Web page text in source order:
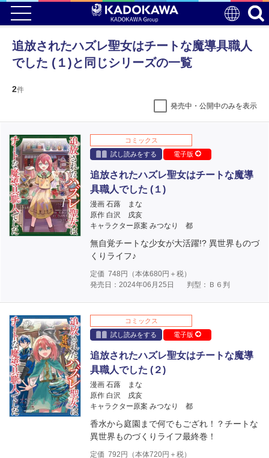
追放されたハズレ聖女はチートな魔導具職人
でした (１)と同じシリーズの一覧
2件
発売中・公開中のみを表示
コミックス
試し読みをする
電子版
追放されたハズレ聖女はチートな魔導
具職人でした (１)
漫画 石蕗 まな
原作 白沢 戌亥
キャラクター原案 みつなり 都
無自覚チートな少女が大活躍!? 異世界ものづ
くりライフ♪
定価 748 円（本体680円＋税）
発売日：2024年06月25日
判型：Ｂ６判
コミックス
試し読みをする
電子版
追放されたハズレ聖女はチートな魔導
具職人でした (２)
漫画 石蕗 まな
原作 白沢 戌亥
キャラクター原案 みつなり 都
香水から庭園まで何でもござれ！？チートな
異世界ものづくりライフ最終巻！
定価 792 円（本体720円＋税）